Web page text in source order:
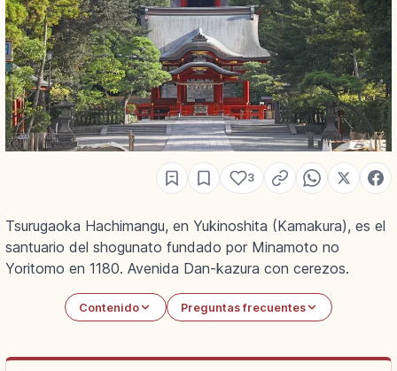
3
Tsurugaoka Hachimangu, en Yukinoshita (Kamakura), es el
santuario del shogunato fundado por Minamoto no
Yoritomo en 1180. Avenida Dan-kazura con cerezos.
Contenido Preguntas frecuentes